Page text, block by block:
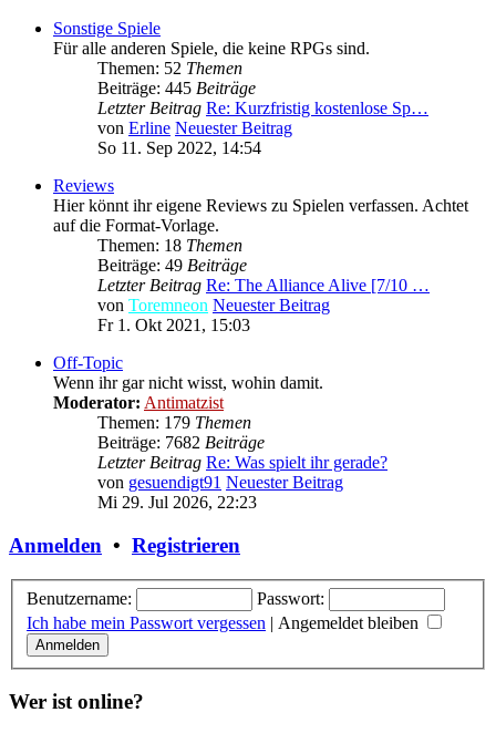
Sonstige Spiele
Für alle anderen Spiele, die keine RPGs sind.
Themen: 52 Themen
Beiträge: 445 Beiträge
Letzter Beitrag Re: Kurzfristig kostenlose Sp…
von Erline Neuester Beitrag
So 11. Sep 2022, 14:54
Reviews
Hier könnt ihr eigene Reviews zu Spielen verfassen. Achtet
auf die Format-Vorlage.
Themen: 18 Themen
Beiträge: 49 Beiträge
Letzter Beitrag Re: The Alliance Alive [7/10 …
von Toremneon Neuester Beitrag
Fr 1. Okt 2021, 15:03
Off-Topic
Wenn ihr gar nicht wisst, wohin damit.
Moderator: Antimatzist
Themen: 179 Themen
Beiträge: 7682 Beiträge
Letzter Beitrag Re: Was spielt ihr gerade?
von gesuendigt91 Neuester Beitrag
Mi 29. Jul 2026, 22:23
Anmelden • Registrieren
Benutzername:
Passwort:
Ich habe mein Passwort vergessen | Angemeldet bleiben
Wer ist online?